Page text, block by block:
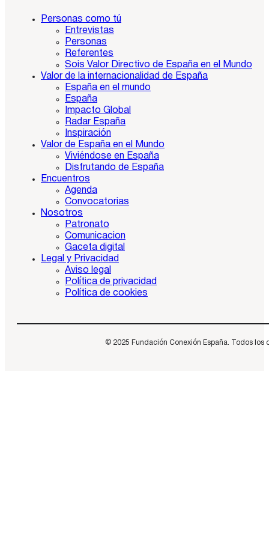
Personas como tú
Entrevistas
Personas
Referentes
Sois Valor Directivo de España en el Mundo
Valor de la internacionalidad de España
España en el mundo
España
Impacto Global
Radar España
Inspiración
Valor de España en el Mundo
Viviéndose en España
Disfrutando de España
Encuentros
Agenda
Convocatorias
Nosotros
Patronato
Comunicacion
Gaceta digital
Legal y Privacidad
Aviso legal
Política de privacidad
Política de cookies
© 2025 Fundación Conexión España. Todos los